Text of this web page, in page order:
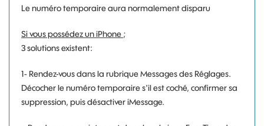
Le numéro temporaire aura normalement disparu
Si vous possédez un iPhone ;
3 solutions existent:
1- Rendez-vous dans la rubrique Messages des Réglages.
Décocher le numéro temporaire s'il est coché, confirmer sa
suppression, puis désactiver iMessage.